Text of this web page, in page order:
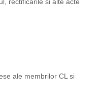
ale membrilor CL si